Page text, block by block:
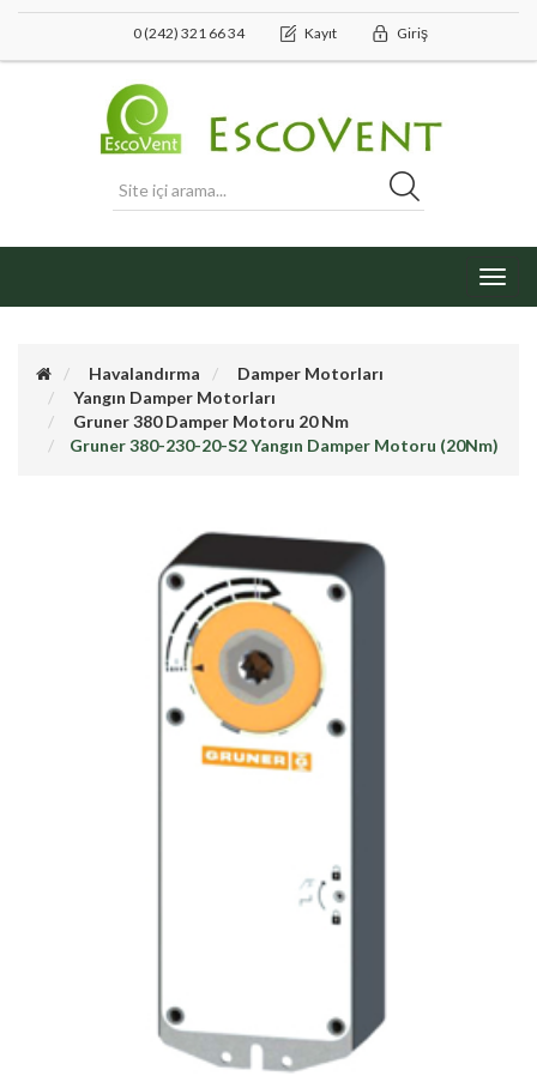
0 (242) 321 66 34 Kayıt Giriş
Havalandırma
Damper Motorları
Yangın Damper Motorları
Gruner 380 Damper Motoru 20 Nm
Gruner 380-230-20-S2 Yangın Damper Motoru (20Nm)